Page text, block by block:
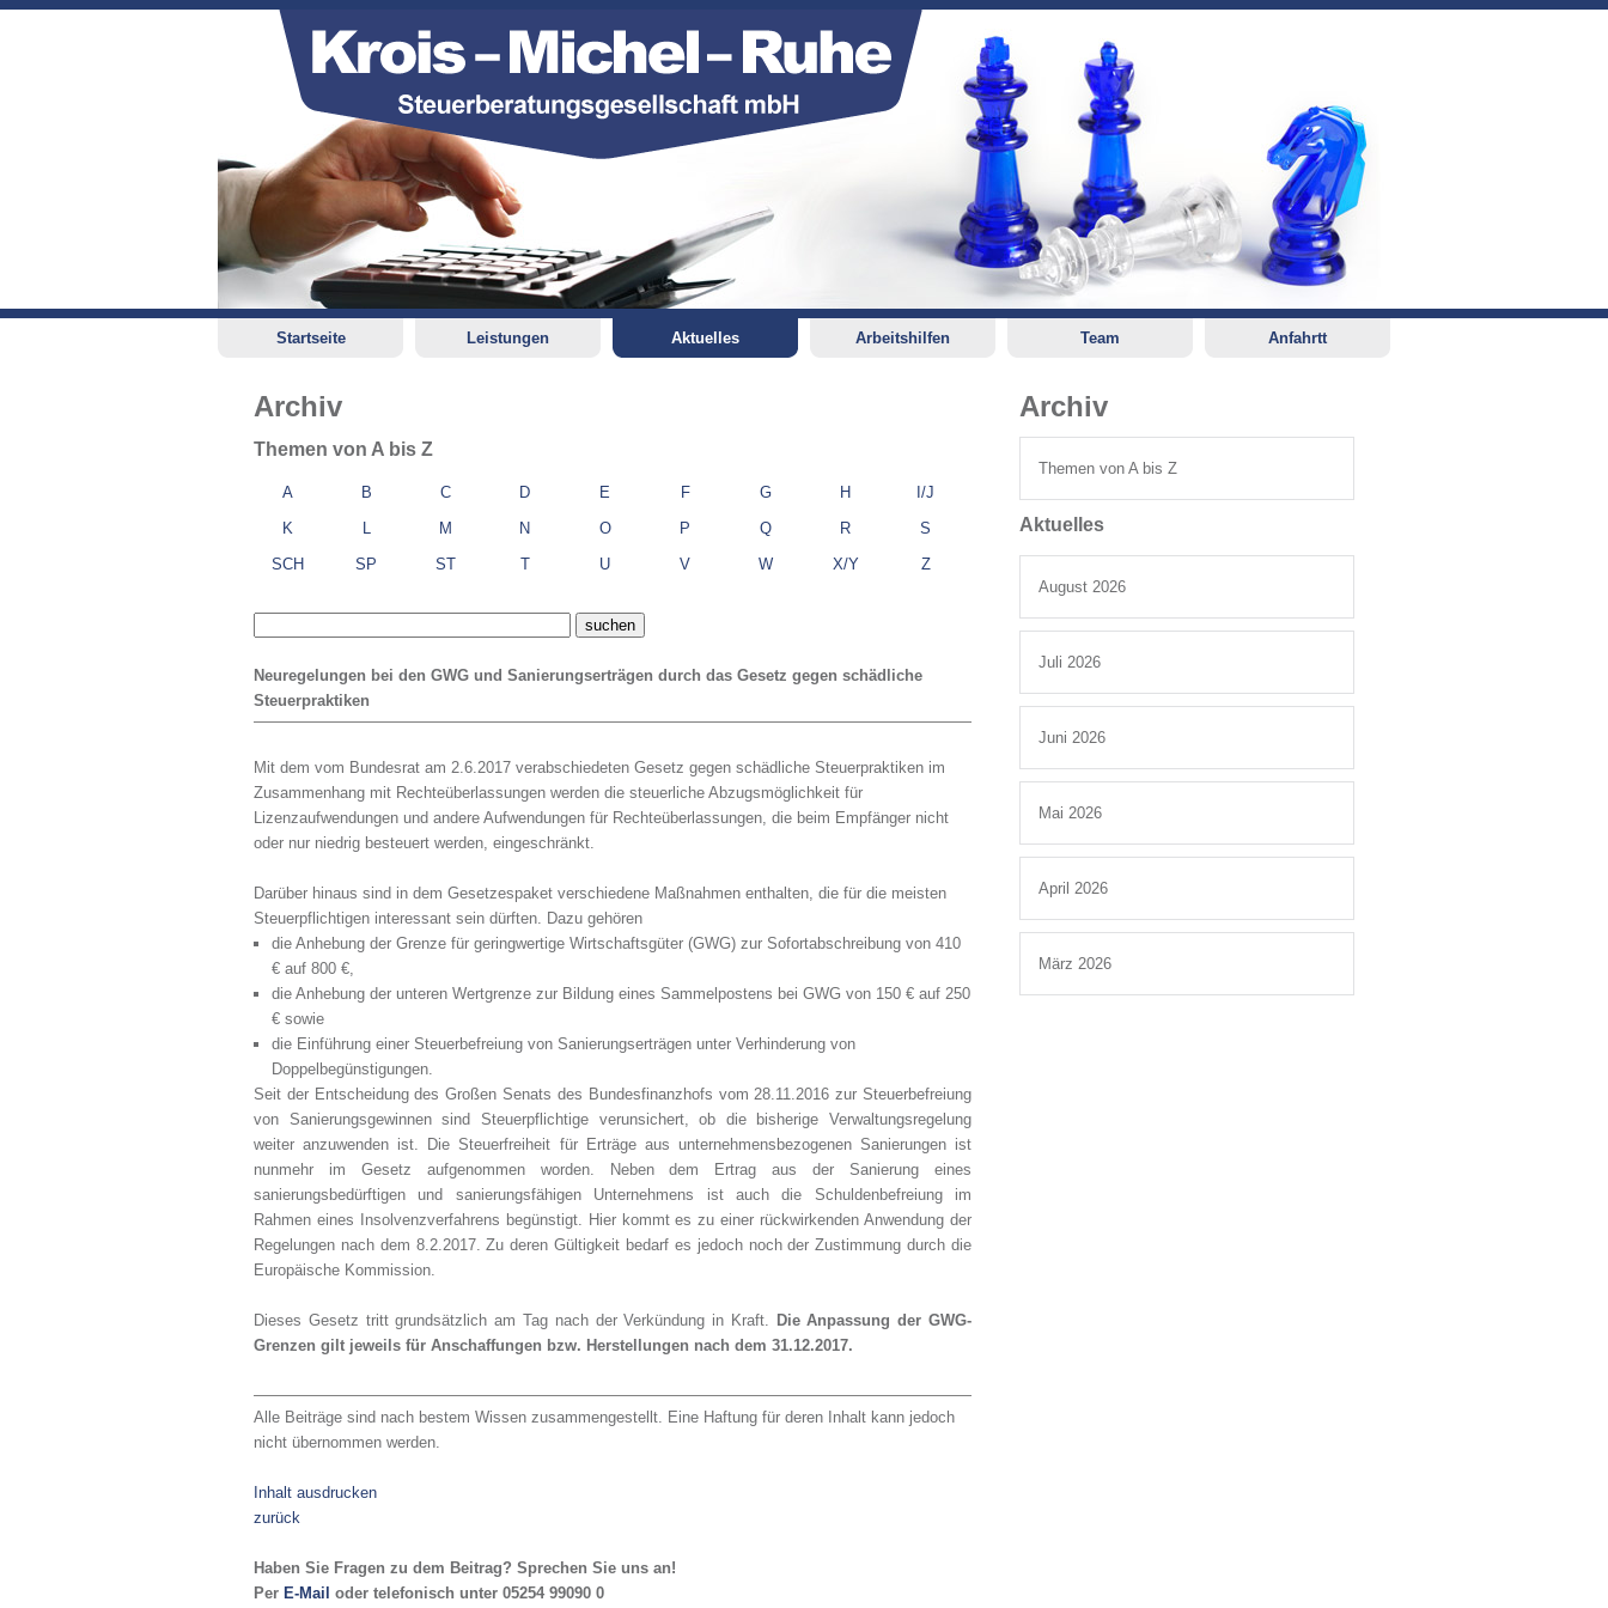
Startseite Leistungen Aktuelles Arbeitshilfen Team Anfahrtt
Archiv
Themen von A bis Z
A B C D E F G H
I/J
K
L M N O P Q R
S
SCH
SP ST T U V W X/Y Z
Neuregelungen bei den GWG und Sanierungserträgen durch das Gesetz gegen schädliche
Steuerpraktiken
Mit dem vom Bundesrat am 2.6.2017 verabschiedeten Gesetz gegen schädliche Steuerpraktiken im
Zusammenhang mit Rechteüberlassungen werden die steuerliche Abzugsmöglichkeit für
Lizenzaufwendungen und andere Aufwendungen für Rechteüberlassungen, die beim Empfänger nicht
oder nur niedrig besteuert werden, eingeschränkt.
Darüber hinaus sind in dem Gesetzespaket verschiedene Maßnahmen enthalten, die für die meisten
Steuerpflichtigen interessant sein dürften. Dazu gehören
die Anhebung der Grenze für geringwertige Wirtschaftsgüter (GWG) zur Sofortabschreibung von 410
€ auf 800 €,
die Anhebung der unteren Wertgrenze zur Bildung eines Sammelpostens bei GWG von 150 € auf 250
€ sowie
die Einführung einer Steuerbefreiung von Sanierungserträgen unter Verhinderung von
Doppelbegünstigungen.
Seit der Entscheidung des Großen Senats des Bundesfinanzhofs vom 28.11.2016 zur Steuerbefreiung
von Sanierungsgewinnen sind Steuerpflichtige verunsichert, ob die bisherige Verwaltungsregelung
weiter anzuwenden ist. Die Steuerfreiheit für Erträge aus unternehmensbezogenen Sanierungen ist
nunmehr im Gesetz aufgenommen worden. Neben dem Ertrag aus der Sanierung eines
sanierungsbedürftigen und sanierungsfähigen Unternehmens ist auch die Schuldenbefreiung im
Rahmen eines Insolvenzverfahrens begünstigt. Hier kommt es zu einer rückwirkenden Anwendung der
Regelungen nach dem 8.2.2017. Zu deren Gültigkeit bedarf es jedoch noch der Zustimmung durch die
Europäische Kommission.
Dieses Gesetz tritt grundsätzlich am Tag nach der Verkündung in Kraft. Die Anpassung der GWG-
Grenzen gilt jeweils für Anschaffungen bzw. Herstellungen nach dem 31.12.2017.
Alle Beiträge sind nach bestem Wissen zusammengestellt. Eine Haftung für deren Inhalt kann jedoch
nicht übernommen werden.
Inhalt ausdrucken
zurück
Haben Sie Fragen zu dem Beitrag? Sprechen Sie uns an!
Per E-Mail oder telefonisch unter 05254 99090 0
Archiv
Themen von A bis Z
Aktuelles
August 2026
Juli 2026
Juni 2026
Mai 2026
April 2026
März 2026